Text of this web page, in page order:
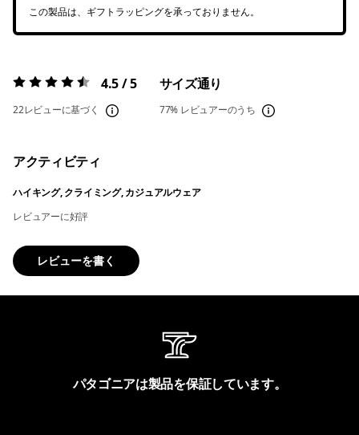
この製品は、ギフトラッピングを承っておりません。
評価:4.5 / 5 4.5 / 5
22レビューに基づく
サイズ通り
77% レビュアーのうち
アクティビティ
ハイキング, クライミング, カジュアルウェア
レビュアーに好評
レビューを書く
パタゴニアは製品を保証しています。